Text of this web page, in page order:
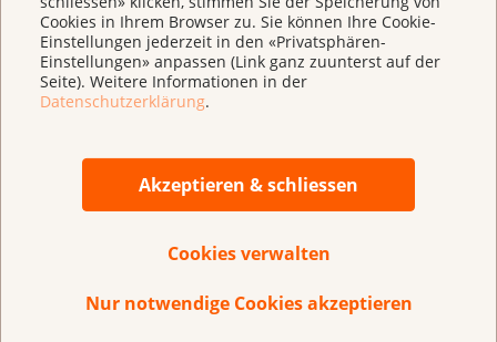
Cookies in Ihrem Browser zu. Sie können Ihre Cookie-
Einstellungen jederzeit in den «Privatsphären-
Einstellungen» anpassen (Link ganz zuunterst auf der
Seite). Weitere Informationen in der
Datenschutzerklärung.
Akzeptieren & schliessen
Cookies verwalten
Nur notwendige Cookies akzeptieren
Krebsliga Aargau
Krebsliga Thurgau
Mitarbeiter:in Beratung und Unterstützung